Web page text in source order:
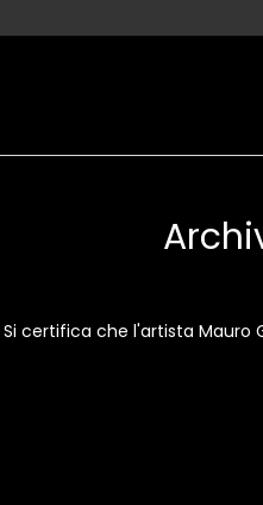
Si certifica che l'artista Mauro